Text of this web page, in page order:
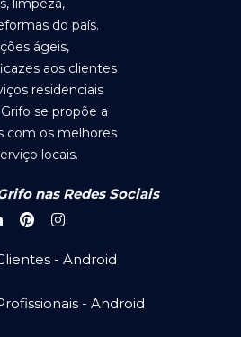
limpeza,
do país.
ágeis,
aos clientes
residenciais
se propõe a
com os melhores
locais.
nas Redes Sociais
- Android
- Android